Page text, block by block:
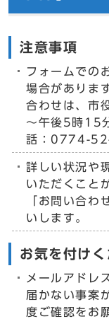
注意事項
フォームでの
場合がありま
合わせは、市
～午後5時15
話：0774-52-
詳しい状況や
いただくこと
「お問い合わ
いします。
お気を付けく
メールアドレ
届かない事案
度ご確認をお